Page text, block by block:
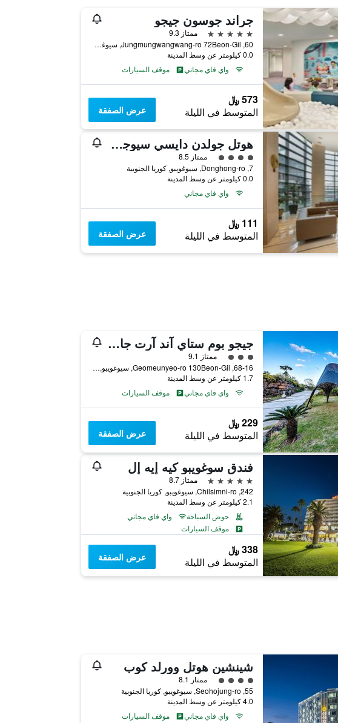
جراند جوسون جيجو
5 نجوم
ممتاز 9.3
60, Jungmungwangwang-ro 72Beon-Gil, سيوغويبو, كوريا الجنوبية
0.0 كيلومتر عن وسط المدينة
واي فاي مجاني
موقف السيارات
573 ﷼
المتوسط في الليلة عرض الصفقة
هوتل جولدن دايسي سيوجويبو أوشن
تقييم فئة 4
ممتاز 8.5
7, Donghong-ro, سيوغويبو, كوريا الجنوبية
0.0 كيلومتر عن وسط المدينة
واي فاي مجاني
111 ﷼
المتوسط في الليلة عرض الصفقة
جيجو بوم ستاي آند آرت جاليري
تقييم فئة 3ممتاز 9.1
68-16, Geomeunyeo-ro 130Beon-Gil, سيوغويبو, كوريا الجنوبية
1.7 كيلومتر عن وسط المدينة
واي فاي مجاني
موقف السيارات
229 ﷼
المتوسط في الليلة عرض الصفقة
فندق سوغويبو كيه إيه إل
5 نجوم
ممتاز 8.7
242, Chilsimni-ro, سيوغويبو, كوريا الجنوبية
2.1 كيلومتر عن وسط المدينة
حوض السباحة
واي فاي مجاني
موقف السيارات
338 ﷼
المتوسط في الليلة عرض الصفقة
شينشين هوتل وورلد كوب
تقييم فئة 4
ممتاز 8.1
55, Seohojung-ro, سيوغويبو, كوريا الجنوبية
4.0 كيلومتر عن وسط المدينة
واي فاي مجاني
موقف السيارات